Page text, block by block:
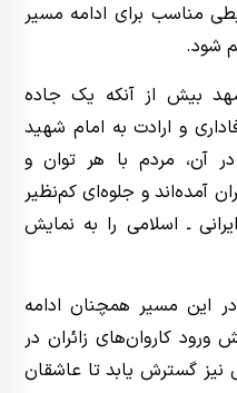
مناسب برای ادامه مسیر
شود.
بیش از آنکه یک جاده
و ارادت به امام شهید
آن، مردم با هر توان و
آمده‌اند و جلوه‌ای کم‌نظیر
ـ اسلامی را به نمایش
این مسیر همچنان ادامه
ورود کاروان‌های زائران در
نیز گسترش یابد تا عاشقان